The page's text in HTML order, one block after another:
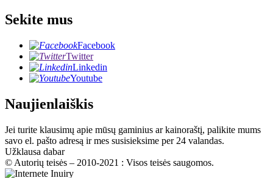
Sekite mus
Facebook
Twitter
Linkedin
Youtube
Naujienlaiškis
Jei turite klausimų apie mūsų gaminius ar kainoraštį, palikite mums
savo el. pašto adresą ir mes susisieksime per 24 valandas.
Užklausa dabar
© Autorių teisės – 2010-2021 : Visos teisės saugomos.